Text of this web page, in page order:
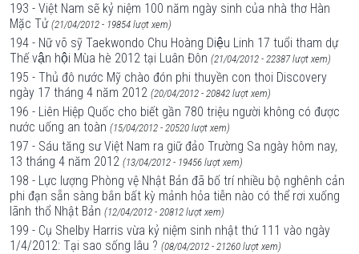
193 - Việt Nam sẽ kỷ niệm 100 năm ngày sinh của nhà thơ Hàn
Mặc Tử (21/04/2012 - 19854 lượt xem)
194 - Nữ võ sỹ Taekwondo Chu Hoàng Diệu Linh 17 tuổi tham dự
Thế vận hội Mùa hè 2012 tại Luân Đôn (21/04/2012 - 22387 lượt xem)
195 - Thủ đô nước Mỹ chào đón phi thuyền con thoi Discovery
ngày 17 tháng 4 năm 2012 (20/04/2012 - 20842 lượt xem)
196 - Liên Hiệp Quốc cho biết gần 780 triệu người không có được
nước uống an toàn (15/04/2012 - 20520 lượt xem)
197 - Sáu tăng sư Việt Nam ra giữ đảo Trường Sa ngày hôm nay,
13 tháng 4 năm 2012 (13/04/2012 - 19456 lượt xem)
198 - Lực lượng Phòng vệ Nhật Bản đã bố trí nhiều bộ nghênh cản
phi đạn sẵn sàng bắn bất kỳ mảnh hỏa tiễn nào có thể rơi xuống
lãnh thổ Nhật Bản (12/04/2012 - 20812 lượt xem)
199 - Cụ Shelby Harris vừa kỷ niệm sinh nhật thứ 111 vào ngày
1/4/2012: Tại sao sống lâu ? (08/04/2012 - 21260 lượt xem)